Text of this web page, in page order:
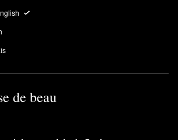
de beau